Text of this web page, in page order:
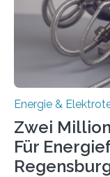
Denn ohne
eingespeist
Gesetz (EEG)
Energie &
Zwei
Für